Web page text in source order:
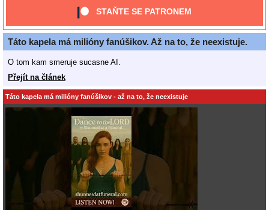
STAŇTE SE PATRONEM
Táto kapela má milióny fanúšikov. Až na to, že neexistuje.
O tom kam smeruje sucasne AI.
Přejít na článek
Táto kapela má milióny fanúšikov - až na to, že neexistuje